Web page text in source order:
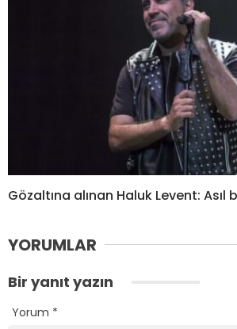
Gözaltına alınan Haluk Levent: Asıl
YORUMLAR
Bir yanıt yazın
Yorum *